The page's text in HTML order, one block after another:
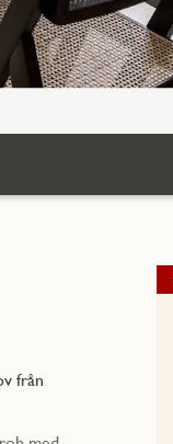
från